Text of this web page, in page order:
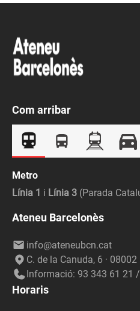
Com arribar
Metro
Línia 1 i Línia 3 (Parada
Ateneu Barcelonès
info@ateneubcn.cat
C. de la Canuda, 6 ·
Informació: 93 343 61 21
Horaris